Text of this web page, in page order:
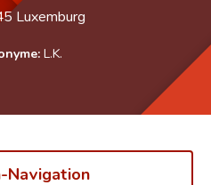
Luxemburg
L.K.
Navigation